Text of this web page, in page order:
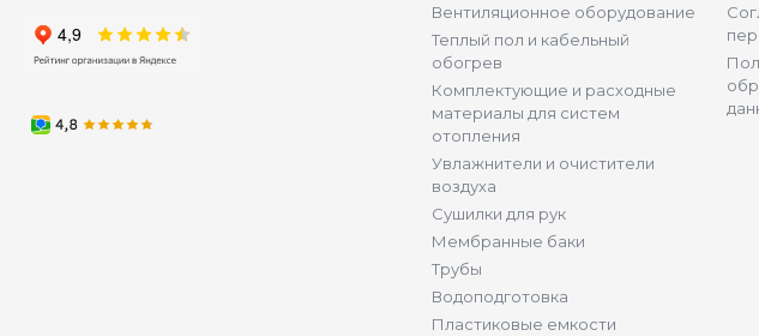
Вентиляционное оборудование
Теплый пол и кабельный
обогрев
Комплектующие и расходные
материалы для систем
отопления
Увлажнители и очистители
воздуха
Сушилки для рук
Мембранные баки
Трубы
Водоподготовка
Пластиковые емкости